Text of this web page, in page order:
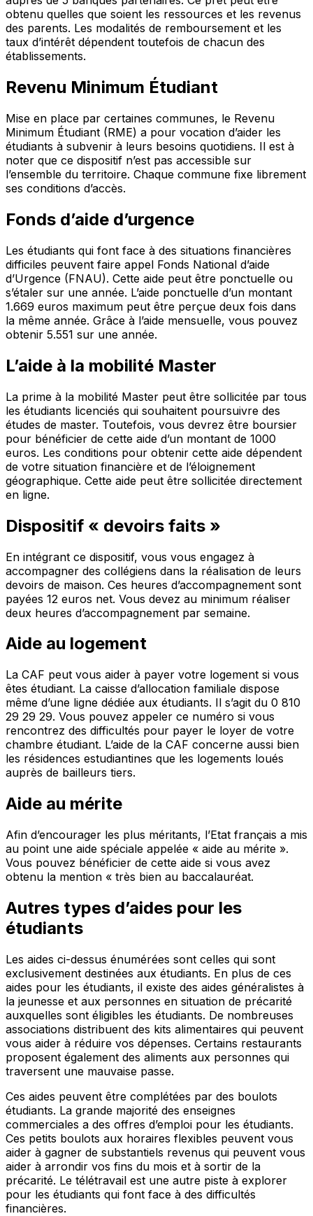
obtenu quelles que soient les ressources et les revenus
des parents. Les modalités de remboursement et les
taux d’intérêt dépendent toutefois de chacun des
établissements.
Revenu Minimum Étudiant
Mise en place par certaines communes, le Revenu
Minimum Étudiant (RME) a pour vocation d’aider les
étudiants à subvenir à leurs besoins quotidiens. Il est à
noter que ce dispositif n’est pas accessible sur
l’ensemble du territoire. Chaque commune fixe librement
ses conditions d’accès.
Fonds d’aide d’urgence
Les étudiants qui font face à des situations financières
difficiles peuvent faire appel Fonds National d’aide
d’Urgence (FNAU). Cette aide peut être ponctuelle ou
s’étaler sur une année. L’aide ponctuelle d’un montant
1.669 euros maximum peut être perçue deux fois dans
la même année. Grâce à l’aide mensuelle, vous pouvez
obtenir 5.551 sur une année.
L’aide à la mobilité Master
La prime à la mobilité Master peut être sollicitée par tous
les étudiants licenciés qui souhaitent poursuivre des
études de master. Toutefois, vous devrez être boursier
pour bénéficier de cette aide d’un montant de 1000
euros. Les conditions pour obtenir cette aide dépendent
de votre situation financière et de l’éloignement
géographique. Cette aide peut être sollicitée directement
en ligne.
Dispositif « devoirs faits »
En intégrant ce dispositif, vous vous engagez à
accompagner des collégiens dans la réalisation de leurs
devoirs de maison. Ces heures d’accompagnement sont
payées 12 euros net. Vous devez au minimum réaliser
deux heures d’accompagnement par semaine.
Aide au logement
La CAF peut vous aider à payer votre logement si vous
êtes étudiant. La caisse d’allocation familiale dispose
même d’une ligne dédiée aux étudiants. Il s’agit du 0 810
29 29 29. Vous pouvez appeler ce numéro si vous
rencontrez des difficultés pour payer le loyer de votre
chambre étudiant. L’aide de la CAF concerne aussi bien
les résidences estudiantines que les logements loués
auprès de bailleurs tiers.
Aide au mérite
Afin d’encourager les plus méritants, l’Etat français a mis
au point une aide spéciale appelée « aide au mérite ».
Vous pouvez bénéficier de cette aide si vous avez
obtenu la mention « très bien au baccalauréat.
Autres types d’aides pour les
étudiants
Les aides ci-dessus énumérées sont celles qui sont
exclusivement destinées aux étudiants. En plus de ces
aides pour les étudiants, il existe des aides généralistes à
la jeunesse et aux personnes en situation de précarité
auxquelles sont éligibles les étudiants. De nombreuses
associations distribuent des kits alimentaires qui peuvent
vous aider à réduire vos dépenses. Certains restaurants
proposent également des aliments aux personnes qui
traversent une mauvaise passe.
Ces aides peuvent être complétées par des boulots
étudiants. La grande majorité des enseignes
commerciales a des offres d’emploi pour les étudiants.
Ces petits boulots aux horaires flexibles peuvent vous
aider à gagner de substantiels revenus qui peuvent vous
aider à arrondir vos fins du mois et à sortir de la
précarité. Le télétravail est une autre piste à explorer
pour les étudiants qui font face à des difficultés
financières.